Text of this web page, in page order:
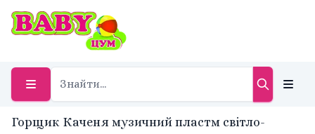
Горщик Каченя музичний пластм світло-